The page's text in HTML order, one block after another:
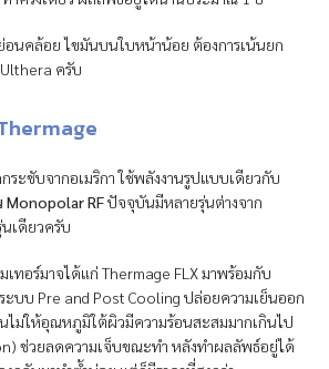
นคล้อย ไขมันบนใบหน้าน้อย ต้องการเน้นยก
ครับ
ระชับจากอเมริกา ใช้พลังงานรูปแบบเดียวกับ
Monopolar RFปัจจุบันมีหลายรุ่นต่างจาก
เดียวครับ
ทอร์มาจได้แก่ Thermage FLX มาพร้อมกับ
ะบบ Pre and Post Cooling ปล่อยความเย็นออก
ไม่ให้อุณหภูมิใต้ผิวมีความร้อนสะสมมากเกินไป
ช่วยลดความเจ็บขณะทำ หลังทำผลลัพธ์อยู่ได้